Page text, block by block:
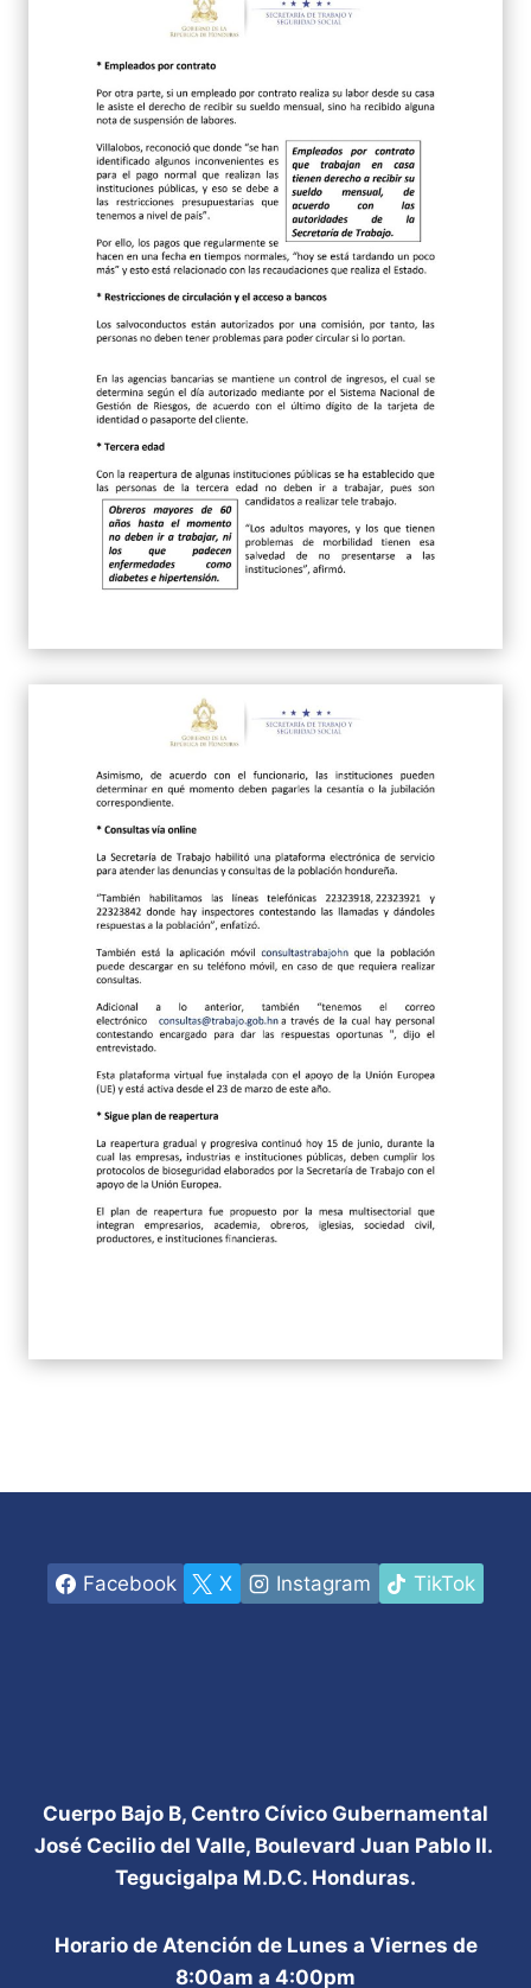
Facebook X Instagram TikTok
Cuerpo Bajo B, Centro Cívico Gubernamental
José Cecilio del Valle, Boulevard Juan Pablo II.
Tegucigalpa M.D.C. Honduras.
Horario de Atención de Lunes a Viernes de
8:00am a 4:00pm